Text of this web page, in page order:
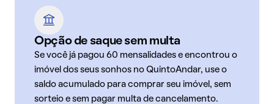
Opção de saque sem multa
Se você já pagou 60 mensalidades e encontrou o
imóvel dos seus sonhos no QuintoAndar, use o
saldo acumulado para comprar seu imóvel, sem
sorteio e sem pagar multa de cancelamento.